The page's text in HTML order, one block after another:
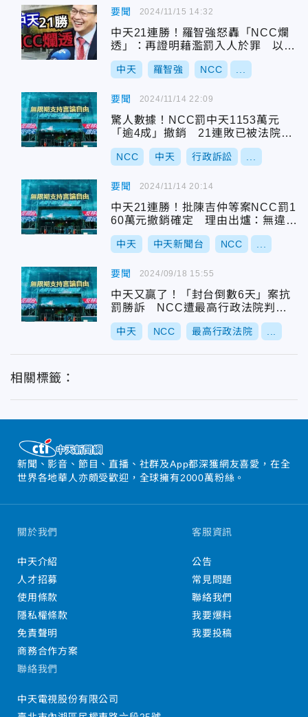
要聞
中天21連勝！羅智強怒轟「NCC爛
透」：再證明藉濫罰入人於罪 以莫
須有罪名關台
中天 羅智強 NCC
2024/11/15 14:32
要聞
驚人數據！NCC罰中天1153萬元
「逾4成」撤銷 21連敗已被法院認
證480萬元濫罰
NCC 中天 行政訴訟
2024/11/14 22:09
要聞
中天21連勝！批陳吉仲等案NCC罰1
60萬元撤銷確定 理由出爐：無違反
事實查證原則
中天 中天新聞台 NCC
2024/11/14 20:14
要聞
中天又贏了！「封台倒數6天」案抗
罰勝訴 NCC遭最高行政法院判決1
8連敗
中天 NCC 最高行政法院
2024/09/18 15:55
相關標籤：
新聞、影音、節目、直播、社群及App都深獲網友喜愛，在全
世界各地華人亦頗受歡迎，全球擁有2000萬粉絲。
關於我們
中天介紹
人才招募
使用條款
隱私權條款
免責聲明
商務合作方案
客服資訊
公告
常見問題
聯絡我們
我要爆料
我要投稿
聯絡我們
中天電視股份有限公司